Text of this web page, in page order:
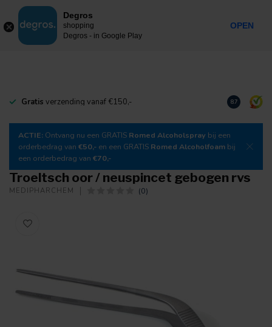
MENU
Gratis verzending vanaf €150,- Download
8.7
ACTIE: Ontvang nu een GRATIS Romed Alcoholspray bij een
orderbedrag van €50,- en een GRATIS Romed Alcoholfoam bij
een orderbedrag van €70,-
Troeltsch oor / neuspincet gebogen rvs
MEDIPHARCHEM (0)
Degros
shopping
Degros - in Google Play
OPEN